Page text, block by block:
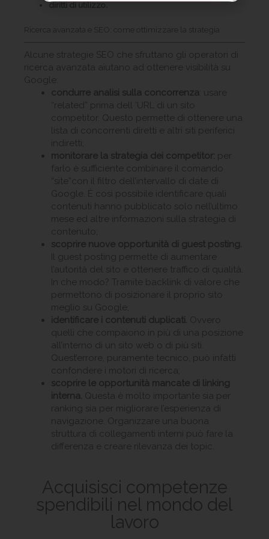
diritti di utilizzo.
Ricerca avanzata e SEO: come ottimizzare la strategia
Alcune strategie SEO che sfruttano gli operatori di
ricerca avanzata aiutano ad ottenere visibilità su
Google:
condurre analisi sulla concorrenza : usare
“related” prima dell ’URL di un sito
competitor. Questo permette di ottenere una
lista di concorrenti diretti e altri siti periferici
indiretti;
monitorare la strategia dei competitor: per
farlo è sufficiente combinare il comando
“site”con il filtro dell’intervallo di date di
Google. È così possibile identificare quali
contenuti hanno pubblicato solo nell’ultimo
mese ed altre informazioni sulla strategia di
contenuto;
scoprire nuove opportunità di guest posting.
Il guest posting permette di aumentare
l’autorità del sito e ottenere traffico di qualità.
In che modo? Tramite backlink di valore che
permettono di posizionare il proprio sito
meglio su Google;
identificare i contenuti duplicati. Ovvero
quelli che compaiono in più di una posizione
all’interno di un sito web o di più siti.
Quest’errore, puramente tecnico, può infatti
confondere i motori di ricerca;
scoprire le opportunità mancate di linking
interna. Questa è molto importante sia per
ranking sia per migliorare l’esperienza di
navigazione. Organizzare una buona
struttura di collegamenti interni può fare la
differenza e creare rilevanza dei topic.
Acquisisci competenze
spendibili nel mondo del
lavoro